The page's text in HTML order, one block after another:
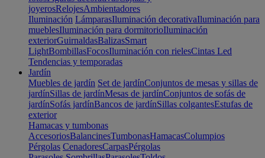
joyerosRelojesAmbientadores
Iluminación LámparasIluminación decorativaIluminación para
mueblesIluminación para dormitorioIluminación
exteriorGuirnaldasBalizasSmart
LightBombillasFocosIluminación con rielesCintas Led
Tendencias y temporadas
Jardín
Muebles de jardín Set de jardínConjuntos de mesas y sillas de
jardínSillas de jardínMesas de jardínConjuntos de sofás de
jardínSofás jardínBancos de jardínSillas colgantesEstufas de
exterior
Hamacas y tumbonas
AccesoriosBalancinesTumbonasHamacasColumpios
Pérgolas CenadoresCarpasPérgolas